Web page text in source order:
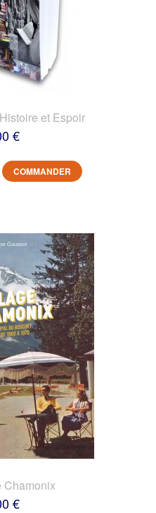
et Espoir
€
COMMANDER
Chamonix
€